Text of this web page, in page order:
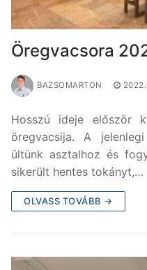
Öregvacsora
BAZSOMARTON
Hosszú ideje először
öregvacsija. A
ültünk asztalhoz és
sikerült hentes tokányt,…
OLVASS TOVÁBB →